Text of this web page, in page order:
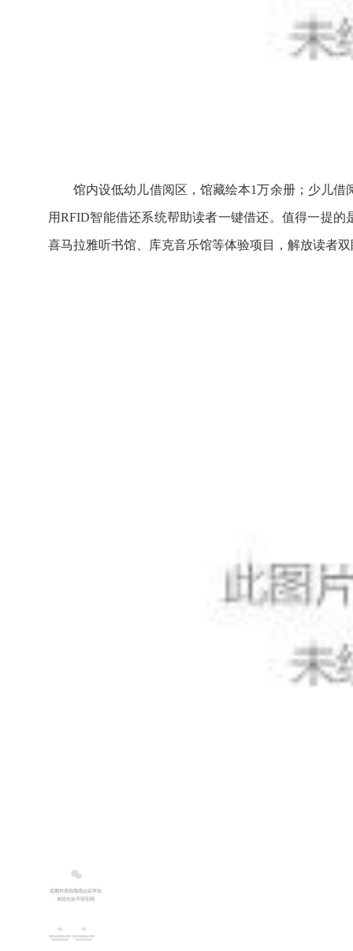
馆内设低幼儿借阅区，馆藏绘本1万余册；少儿
用RFID智能借还系统帮助读者一键借还。值得一提
喜马拉雅听书馆、库克音乐馆等体验项目，解放读者